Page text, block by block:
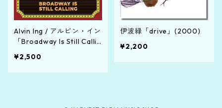
Alvin Ing / アルビン・イン
「Broadway Is Still Callin
¥2,500
伊波緑「drive」(2000)
¥2,200